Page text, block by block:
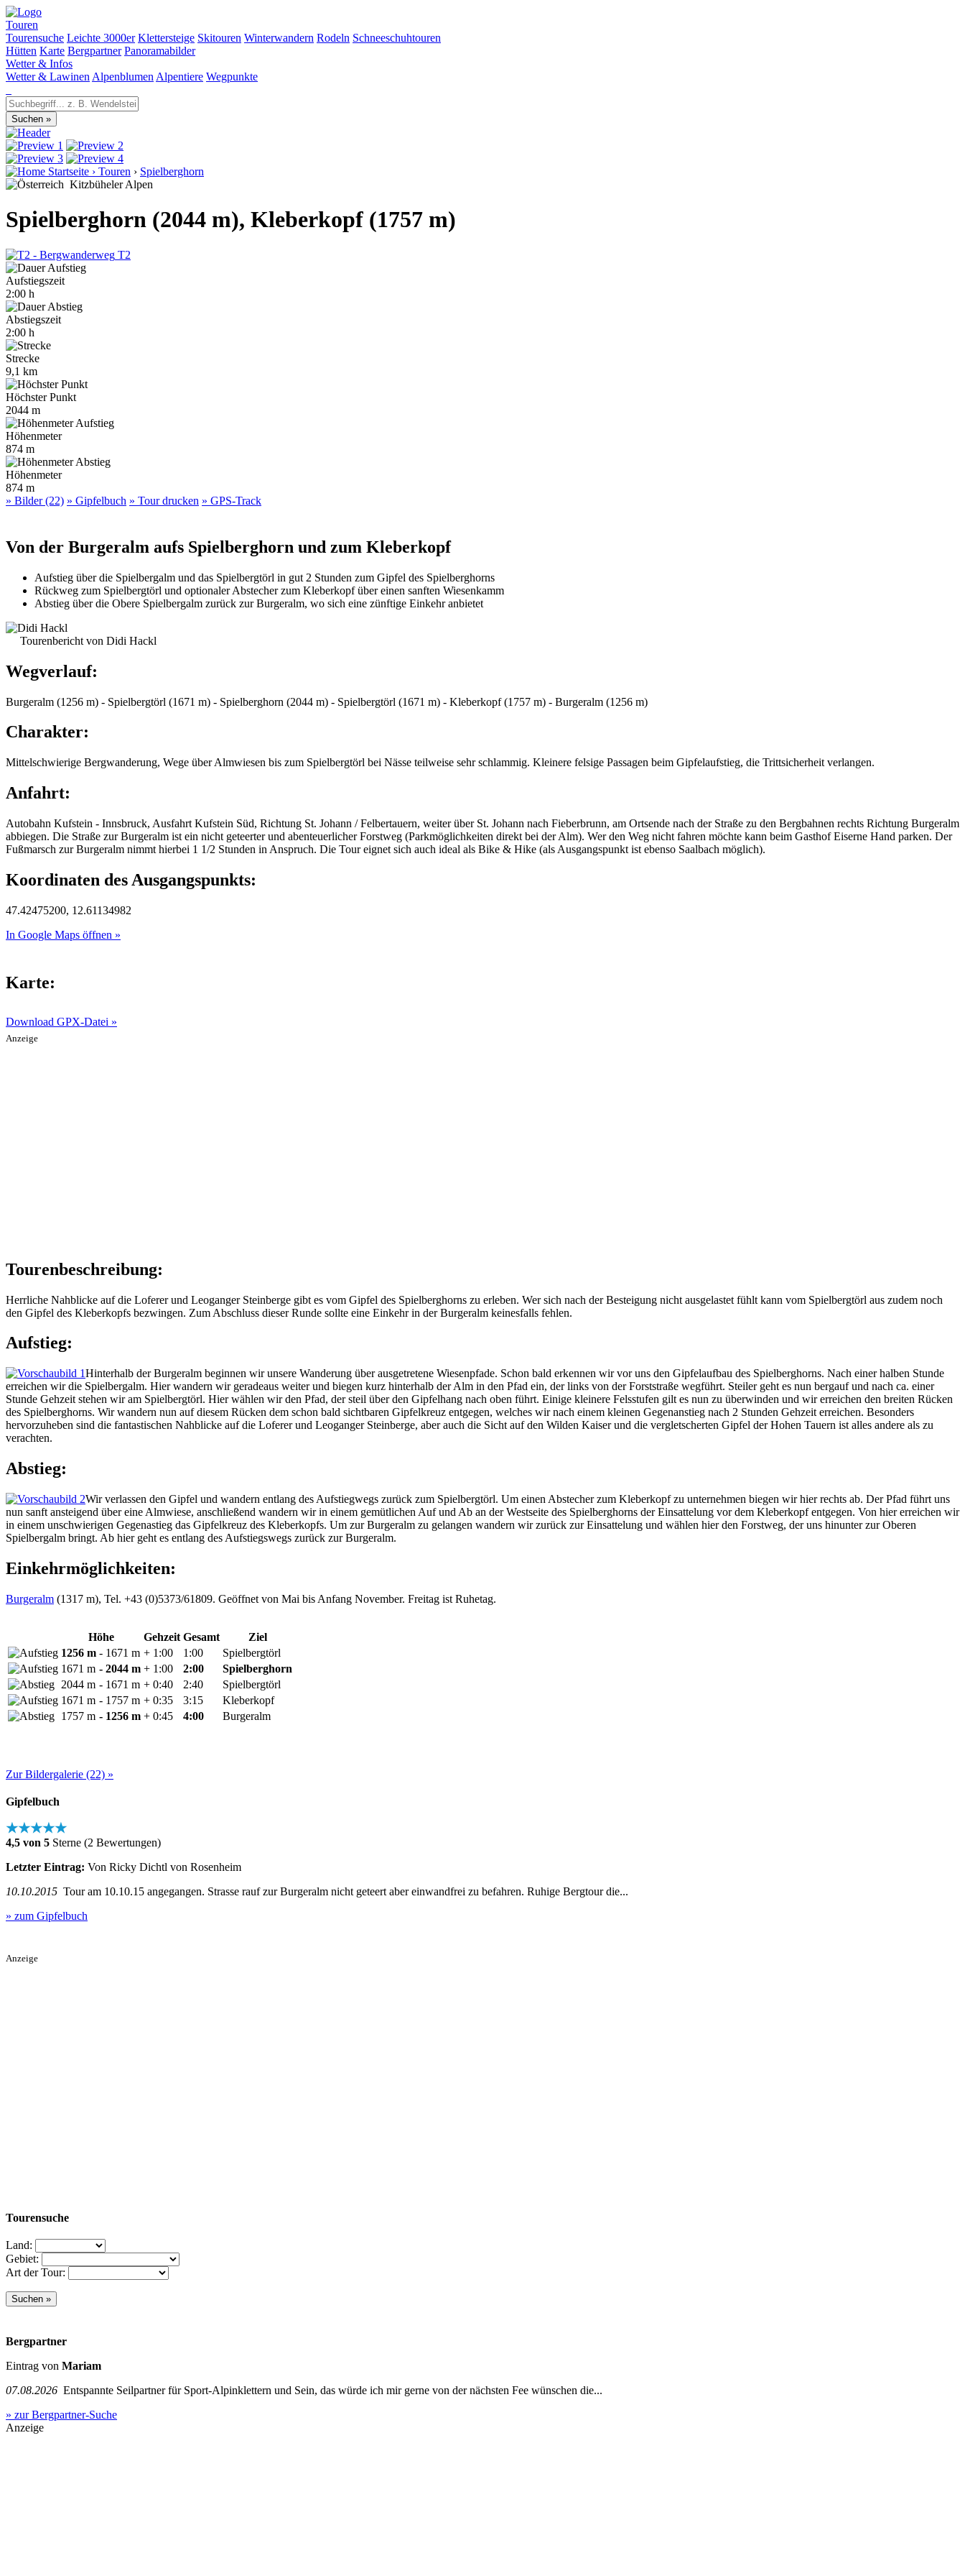
Touren
Tourensuche Leichte 3000er Klettersteige Skitouren Winterwandern Rodeln Schneeschuhtouren
Hütten Karte Bergpartner Panoramabilder
Wetter & Infos
Wetter & Lawinen Alpenblumen Alpentiere Wegpunkte
Startseite › Touren › Spielberghorn
Kitzbüheler Alpen
Spielberghorn (2044 m), Kleberkopf (1757 m)
T2
Aufstiegszeit
2:00 h
Abstiegszeit
2:00 h
Strecke
9,1 km
Höchster Punkt
2044 m
Höhenmeter
874 m
Höhenmeter
874 m
» Bilder (22) » Gipfelbuch » Tour drucken » GPS-Track
Von der Burgeralm aufs Spielberghorn und zum Kleberkopf
Aufstieg über die Spielbergalm und das Spielbergtörl in gut 2 Stunden zum Gipfel des Spielberghorns
Rückweg zum Spielbergtörl und optionaler Abstecher zum Kleberkopf über einen sanften Wiesenkamm
Abstieg über die Obere Spielbergalm zurück zur Burgeralm, wo sich eine zünftige Einkehr anbietet
Tourenbericht von Didi Hackl
Wegverlauf:
Burgeralm (1256 m) - Spielbergtörl (1671 m) - Spielberghorn (2044 m) - Spielbergtörl (1671 m) - Kleberkopf (1757 m) - Burgeralm (1256 m)
Charakter:
Mittelschwierige Bergwanderung, Wege über Almwiesen bis zum Spielbergtörl bei Nässe teilweise sehr schlammig. Kleinere felsige Passagen beim Gipfelaufstieg, die Trittsicherheit verlangen.
Anfahrt:
Autobahn Kufstein - Innsbruck, Ausfahrt Kufstein Süd, Richtung St. Johann / Felbertauern, weiter über St. Johann nach Fieberbrunn, am Ortsende nach der Straße zu den Bergbahnen rechts Richtung Burgeralm
abbiegen. Die Straße zur Burgeralm ist ein nicht geteerter und abenteuerlicher Forstweg (Parkmöglichkeiten direkt bei der Alm). Wer den Weg nicht fahren möchte kann beim Gasthof Eiserne Hand parken. Der
Fußmarsch zur Burgeralm nimmt hierbei 1 1/2 Stunden in Anspruch. Die Tour eignet sich auch ideal als Bike & Hike (als Ausgangspunkt ist ebenso Saalbach möglich).
Koordinaten des Ausgangspunkts:
47.42475200, 12.61134982
In Google Maps öffnen »
Karte:
Download GPX-Datei »
Anzeige
Tourenbeschreibung:
Herrliche Nahblicke auf die Loferer und Leoganger Steinberge gibt es vom Gipfel des Spielberghorns zu erleben. Wer sich nach der Besteigung nicht ausgelastet fühlt kann vom Spielbergtörl aus zudem noch
den Gipfel des Kleberkopfs bezwingen. Zum Abschluss dieser Runde sollte eine Einkehr in der Burgeralm keinesfalls fehlen.
Aufstieg:
Hinterhalb der Burgeralm beginnen wir unsere Wanderung über ausgetretene Wiesenpfade. Schon bald erkennen wir vor uns den Gipfelaufbau des Spielberghorns. Nach einer halben Stunde
erreichen wir die Spielbergalm. Hier wandern wir geradeaus weiter und biegen kurz hinterhalb der Alm in den Pfad ein, der links von der Forststraße wegführt. Steiler geht es nun bergauf und nach ca. einer
Stunde Gehzeit stehen wir am Spielbergtörl. Hier wählen wir den Pfad, der steil über den Gipfelhang nach oben führt. Einige kleinere Felsstufen gilt es nun zu überwinden und wir erreichen den breiten Rücken
des Spielberghorns. Wir wandern nun auf diesem Rücken dem schon bald sichtbaren Gipfelkreuz entgegen, welches wir nach einem kleinen Gegenanstieg nach 2 Stunden Gehzeit erreichen. Besonders
hervorzuheben sind die fantastischen Nahblicke auf die Loferer und Leoganger Steinberge, aber auch die Sicht auf den Wilden Kaiser und die vergletscherten Gipfel der Hohen Tauern ist alles andere als zu
verachten.
Abstieg:
Wir verlassen den Gipfel und wandern entlang des Aufstiegwegs zurück zum Spielbergtörl. Um einen Abstecher zum Kleberkopf zu unternehmen biegen wir hier rechts ab. Der Pfad führt uns
nun sanft ansteigend über eine Almwiese, anschließend wandern wir in einem gemütlichen Auf und Ab an der Westseite des Spielberghorns der Einsattelung vor dem Kleberkopf entgegen. Von hier erreichen wir
in einem unschwierigen Gegenastieg das Gipfelkreuz des Kleberkopfs. Um zur Burgeralm zu gelangen wandern wir zurück zur Einsattelung und wählen hier den Forstweg, der uns hinunter zur Oberen
Spielbergalm bringt. Ab hier geht es entlang des Aufstiegswegs zurück zur Burgeralm.
Einkehrmöglichkeiten:
Burgeralm (1317 m), Tel. +43 (0)5373/61809. Geöffnet von Mai bis Anfang November. Freitag ist Ruhetag.
Höhe Gehzeit Gesamt
Ziel
1256 m - 1671 m + 1:00 1:00
Spielbergtörl
1671 m - 2044 m + 1:00 2:00
Spielberghorn
2044 m - 1671 m + 0:40 2:40
Spielbergtörl
1671 m - 1757 m + 0:35 3:15
Kleberkopf
1757 m - 1256 m + 0:45 4:00 Burgeralm
Zur Bildergalerie (22) »
Gipfelbuch
★★★★★
4,5 von 5 Sterne (2 Bewertungen)
Letzter Eintrag: Von Ricky Dichtl von Rosenheim
10.10.2015 Tour am 10.10.15 angegangen. Strasse rauf zur Burgeralm nicht geteert aber einwandfrei zu befahren. Ruhige Bergtour die...
» zum Gipfelbuch
Anzeige
Tourensuche
Land:
Gebiet:
Art der Tour:
Bergpartner
Eintrag von Mariam
07.08.2026 Entspannte Seilpartner für Sport-Alpinklettern und Sein, das würde ich mir gerne von der nächsten Fee wünschen die...
» zur Bergpartner-Suche
Anzeige